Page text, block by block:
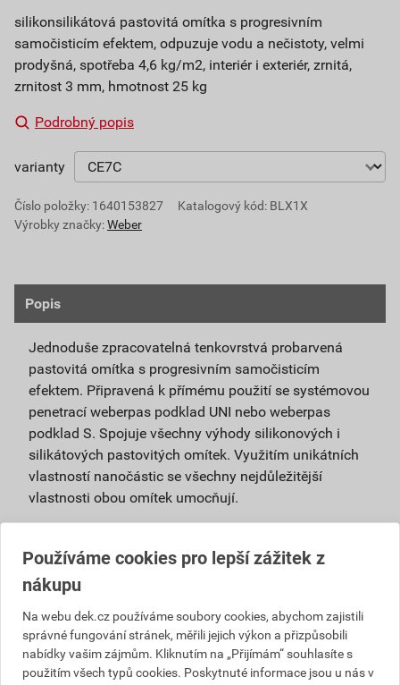
silikonsilikátová pastovitá omítka s progresivním
samočisticím efektem, odpuzuje vodu a nečistoty, velmi
prodyšná, spotřeba 4,6 kg/m2, interiér i exteriér, zrnitá,
zrnitost 3 mm, hmotnost 25 kg
Podrobný popis
varianty
Číslo položky: 1640153827
Katalogový kód: BLX1X
Výrobky značky:Weber
Popis
Jednoduše zpracovatelná tenkovrstvá probarvená
pastovitá omítka s progresivním samočisticím
efektem. Připravená k přímému použití se systémovou
penetrací weberpas podklad UNI nebo weberpas
podklad S. Spojuje všechny výhody silikonových i
silikátových pastovitých omítek. Využitím unikátních
vlastností nanočástic se všechny nejdůležitější
vlastnosti obou omítek umocňují.
povrchové úpravy sanačních omítek a systémů
Použitím samočisticí omítky weberpas
extraClean se výrazně prodlužuje životnost
fasády a podstatně snižují náklady na její
údržbu.
Používáme cookies pro lepší zážitek z
nákupu
Na webu dek.cz používáme soubory cookies, abychom zajistili
správné fungování stránek, měřili jejich výkon a přizpůsobili
nabídky vašim zájmům. Kliknutím na „Přijímám“ souhlasíte s
použitím všech typů cookies. Poskytnuté informace jsou u nás v